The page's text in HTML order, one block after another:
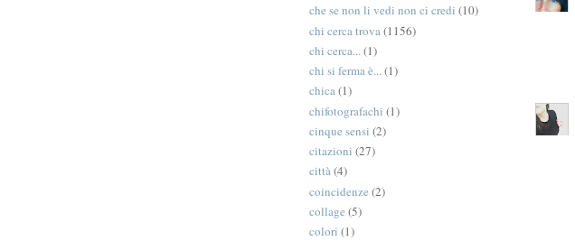
che se non li vedi non ci credi (10)
chi cerca trova(1156)
chi cerca...(1)
chi si ferma è...(1)
chica(1)
chifotografachi (1)
cinque sensi (2)
citazioni (27)
città(4)
coincidenze (2)
collage (5)
colori (1)